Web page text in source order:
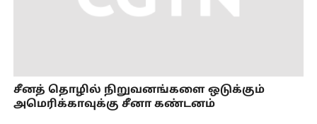
சீனத் தொழில் நிறுவனங்களை ஒடுக்கும்
அமெரிக்காவுக்கு சீனா கண்டனம்